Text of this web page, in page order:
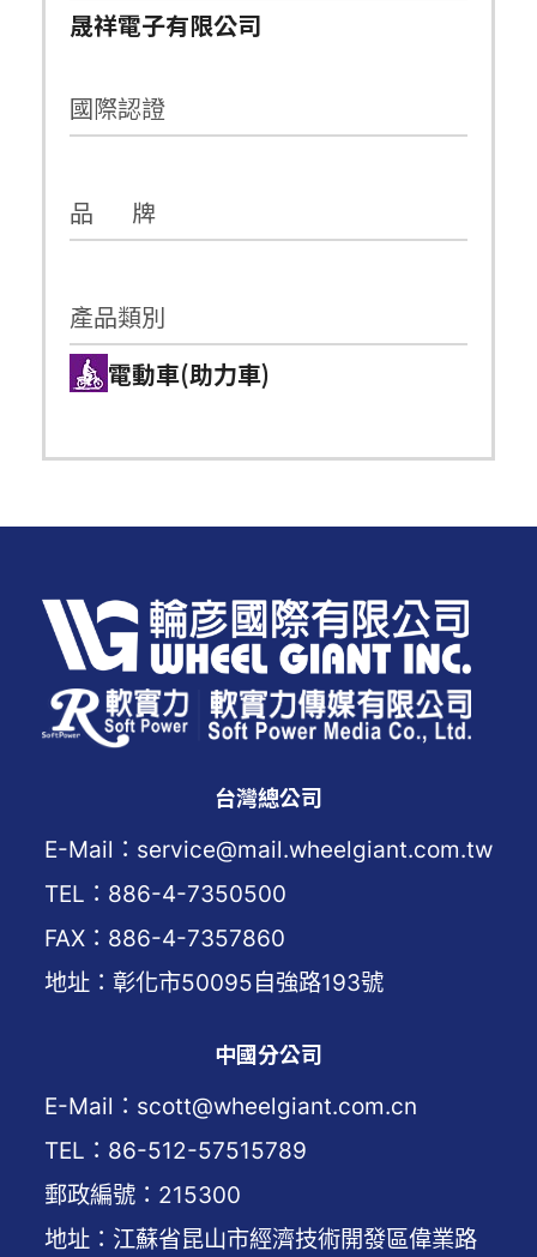
晟祥電子有限公司
國際認證
品 牌
產品類別
電動車(助力車)
台灣總公司
E-Mail：service@mail.wheelgiant.com.tw
TEL：886-4-7350500
FAX：886-4-7357860
地址：彰化市50095自強路193號
中國分公司
E-Mail：scott@wheelgiant.com.cn
TEL：86-512-57515789
郵政編號：215300
地址：江蘇省昆山市經濟技術開發區偉業路